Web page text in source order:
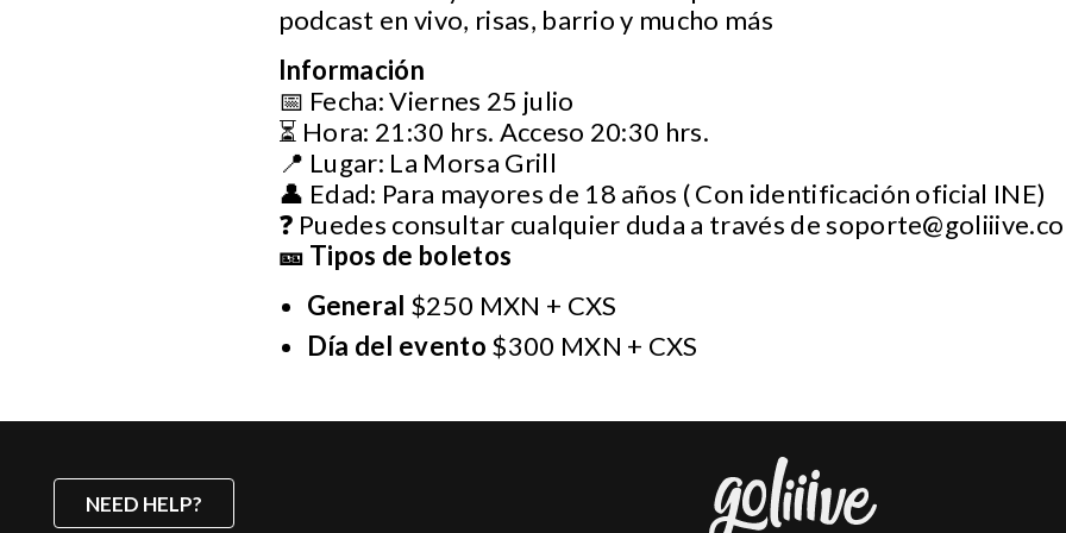
podcast en vivo, risas, barrio y mucho más
Información
📅 Fecha: Viernes 25 julio
⏳ Hora: 21:30 hrs. Acceso 20:30 hrs.
📍 Lugar: La Morsa Grill
👤 Edad: Para mayores de 18 años ( Con identificación oficial INE)
❓ Puedes consultar cualquier duda a través de
🎫 Tipos de boletos
General $250 MXN + CXS
Día del evento $300 MXN + CXS
NEED HELP?